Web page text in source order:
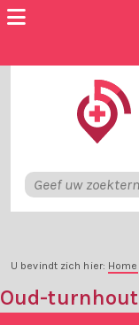
U bevindt zich hier: Home
Oud-turnhout